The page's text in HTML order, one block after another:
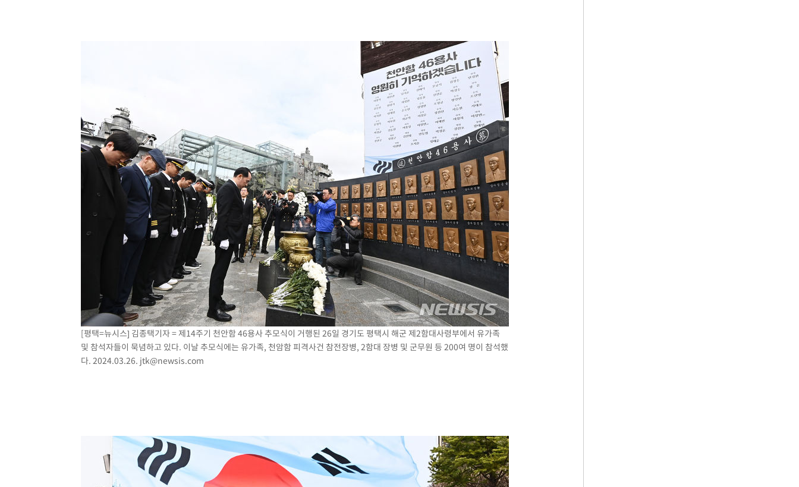
[평택=뉴시스] 김종택기자 = 제14주기 천안함 46용사 추모식이 거행된 26일 경기도 평택시 해군 제2함대사령부에서 유가족
및 참석자들이 묵념하고 있다. 이날 추모식에는 유가족, 천암함 피격사건 참전장병, 2함대 장병 및 군무원 등 200여 명이 참석했
다. 2024.03.26. jtk@newsis.com